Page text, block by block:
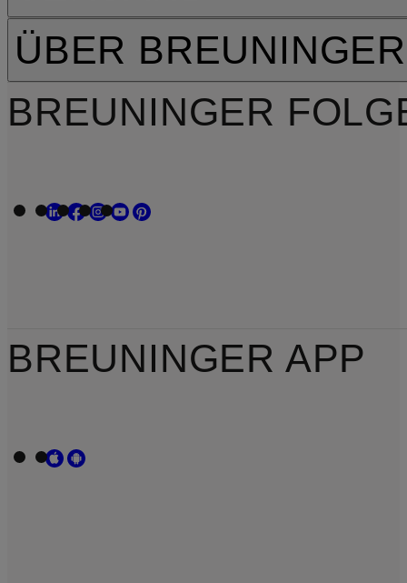
ÜBER BREUNINGER
BREUNINGER
BREUNINGER APP